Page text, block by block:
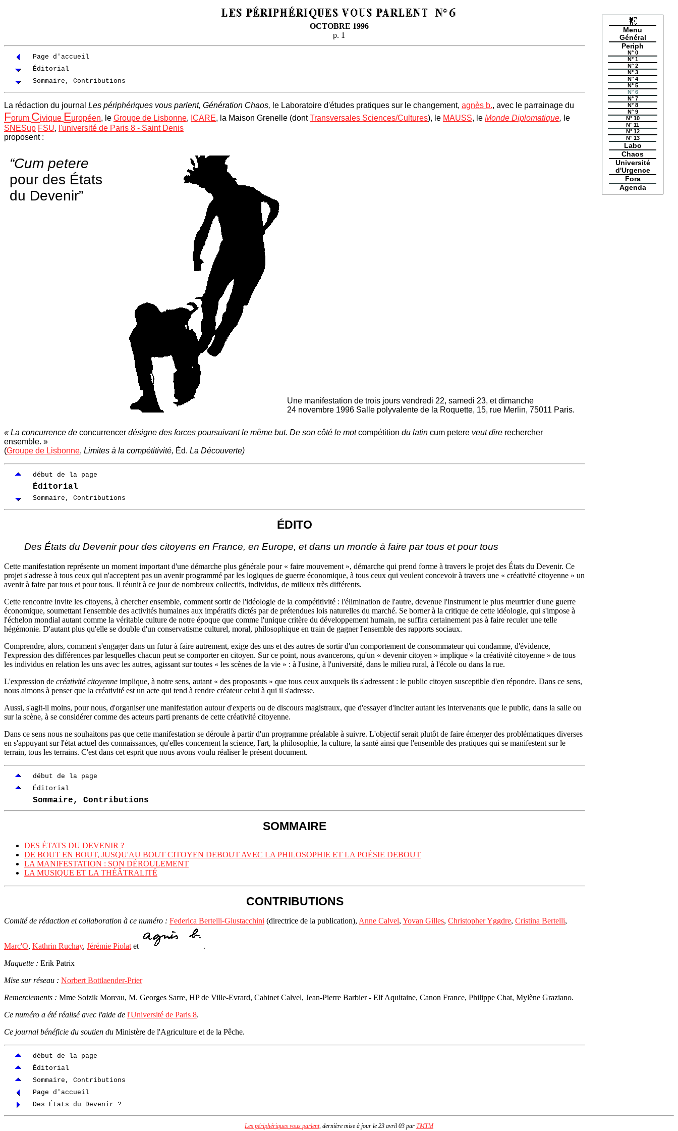
Menu
Général
Periph
N° 0
N° 1
N° 2
N° 3
N° 4
N° 5
N° 6
N° 7
N° 8
N° 9
N° 10
N° 11
N° 12
N° 13
Labo
Chaos
Université
d'Urgence
Fora
Agenda
OCTOBRE 1996
p. 1
Page d'accueil
Éditorial
Sommaire, Contributions
La rédaction du journal Les périphériques vous parlent, Génération Chaos, le Laboratoire d'études pratiques sur le changement, agnès b., avec le parrainage du
Forum Civique Européen, le Groupe de Lisbonne, ICARE, la Maison Grenelle (dontTransversales Sciences/Cultures), le MAUSS, le Monde Diplomatique, le
SNESup FSU, l'université de Paris 8 - Saint Denis
proposent :
“Cum petere
pour des États
du Devenir”
Une manifestation de trois jours vendredi 22, samedi 23, et dimanche
24 novembre 1996 Salle polyvalente de la Roquette, 15, rue Merlin, 75011 Paris.
« La concurrence de concurrencer désigne des forces poursuivant le même but. De son côté le motcompétition du latin cum petere veut dire rechercher
ensemble. »
(Groupe de Lisbonne, Limites à la compétitivité, Éd. La Découverte)
début de la page
Éditorial
Sommaire, Contributions
ÉDITO
Des États du Devenir pour des citoyens en France, en Europe, et dans un monde à faire par tous et pour tous
Cette manifestation représente un moment important d'une démarche plus générale pour « faire mouvement », démarche qui prend forme à travers le projet des États du Devenir. Ce
projet s'adresse à tous ceux qui n'acceptent pas un avenir programmé par les logiques de guerre économique, à tous ceux qui veulent concevoir à travers une « créativité citoyenne » un
avenir à faire par tous et pour tous. Il réunit à ce jour de nombreux collectifs, individus, de milieux très différents.
Cette rencontre invite les citoyens, à chercher ensemble, comment sortir de l'idéologie de la compétitivité : l'élimination de l'autre, devenue l'instrument le plus meurtrier d'une guerre
économique, soumettant l'ensemble des activités humaines aux impératifs dictés par de prétendues lois naturelles du marché. Se borner à la critique de cette idéologie, qui s'impose à
l'échelon mondial autant comme la véritable culture de notre époque que comme l'unique critère du développement humain, ne suffira certainement pas à faire reculer une telle
hégémonie. D'autant plus qu'elle se double d'un conservatisme culturel, moral, philosophique en train de gagner l'ensemble des rapports sociaux.
Comprendre, alors, comment s'engager dans un futur à faire autrement, exige des uns et des autres de sortir d'un comportement de consommateur qui condamne, d'évidence,
l'expression des différences par lesquelles chacun peut se comporter en citoyen. Sur ce point, nous avancerons, qu'un « devenir citoyen » implique « la créativité citoyenne » de tous
les individus en relation les uns avec les autres, agissant sur toutes « les scènes de la vie » : à l'usine, à l'université, dans le milieu rural, à l'école ou dans la rue.
L'expression de créativité citoyenne implique, à notre sens, autant « des proposants » que tous ceux auxquels ils s'adressent : le public citoyen susceptible d'en répondre. Dans ce sens,
nous aimons à penser que la créativité est un acte qui tend à rendre créateur celui à qui il s'adresse.
Aussi, s'agit-il moins, pour nous, d'organiser une manifestation autour d'experts ou de discours magistraux, que d'essayer d'inciter autant les intervenants que le public, dans la salle ou
sur la scène, à se considérer comme des acteurs parti prenants de cette créativité citoyenne.
Dans ce sens nous ne souhaitons pas que cette manifestation se déroule à partir d'un programme préalable à suivre. L'objectif serait plutôt de faire émerger des problématiques diverses
en s'appuyant sur l'état actuel des connaissances, qu'elles concernent la science, l'art, la philosophie, la culture, la santé ainsi que l'ensemble des pratiques qui se manifestent sur le
terrain, tous les terrains. C'est dans cet esprit que nous avons voulu réaliser le présent document.
début de la page
Éditorial
Sommaire, Contributions
SOMMAIRE
DES ÉTATS DU DEVENIR ?
DE BOUT EN BOUT, JUSQU'AU BOUT CITOYEN DEBOUT AVEC LA PHILOSOPHIE ET LA POÉSIE DEBOUT
LA MANIFESTATION : SON DÉROULEMENT
LA MUSIQUE ET LA THÉÂTRALITÉ
CONTRIBUTIONS
Comité de rédaction et collaboration à ce numéro : Federica Bertelli-Giustacchini (directrice de la publication), Anne Calvel, Yovan Gilles, Christopher Yggdre, Cristina Bertelli,
Marc'O, Kathrin Ruchay, Jérémie Piolat et
.
Maquette : Erik Patrix
Mise sur réseau : Norbert Bottlaender-Prier
Remerciements : Mme Soizik Moreau, M. Georges Sarre, HP de Ville-Evrard, Cabinet Calvel, Jean-Pierre Barbier - Elf Aquitaine, Canon France, Philippe Chat, Mylène Graziano.
Ce numéro a été réalisé avec l'aide de l'Université de Paris 8.
Ce journal bénéficie du soutien du Ministère de l'Agriculture et de la Pêche.
début de la page
Éditorial
Sommaire, Contributions
Page d'accueil
Des États du Devenir ?
Les périphériques vous parlent, dernière mise à jour le 23 avril 03 par TMTM